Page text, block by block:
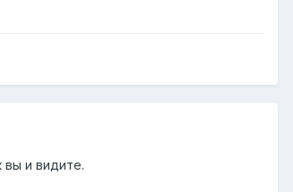
вы и видите.